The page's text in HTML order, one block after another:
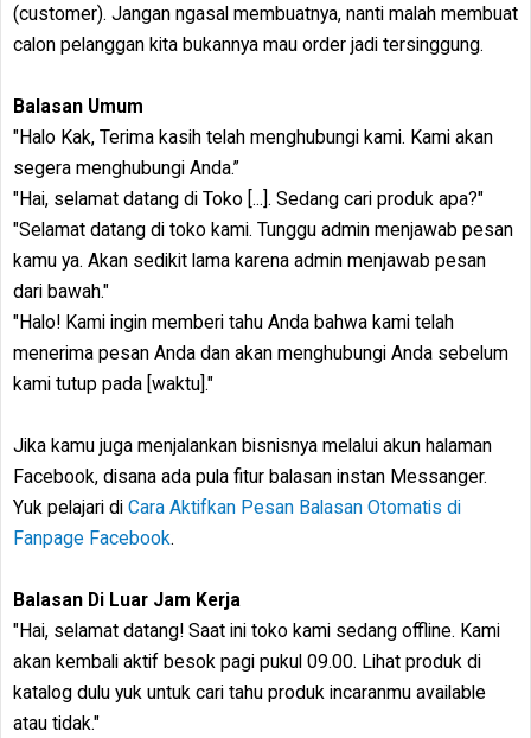
(customer). Jangan ngasal membuatnya, nanti malah membuat
calon pelanggan kita bukannya mau order jadi tersinggung.
Balasan Umum
"Halo Kak, Terima kasih telah menghubungi kami. Kami akan
segera menghubungi Anda.”
"Hai, selamat datang di Toko [...]. Sedang cari produk apa?"
"Selamat datang di toko kami. Tunggu admin menjawab pesan
kamu ya. Akan sedikit lama karena admin menjawab pesan
dari bawah."
"Halo! Kami ingin memberi tahu Anda bahwa kami telah
menerima pesan Anda dan akan menghubungi Anda sebelum
kami tutup pada [waktu]."
Jika kamu juga menjalankan bisnisnya melalui akun halaman
Facebook, disana ada pula fitur balasan instan Messanger.
Yuk pelajari di Cara Aktifkan Pesan Balasan Otomatis di
Fanpage Facebook.
Balasan Di Luar Jam Kerja
"Hai, selamat datang! Saat ini toko kami sedang offline. Kami
akan kembali aktif besok pagi pukul 09.00. Lihat produk di
katalog dulu yuk untuk cari tahu produk incaranmu available
atau tidak."